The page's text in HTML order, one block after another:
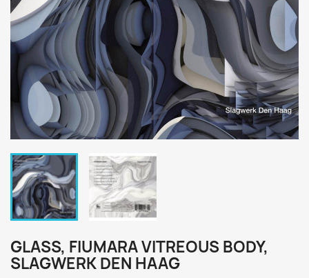
GLASS, FIUMARA VITREOUS BODY,
SLAGWERK DEN HAAG